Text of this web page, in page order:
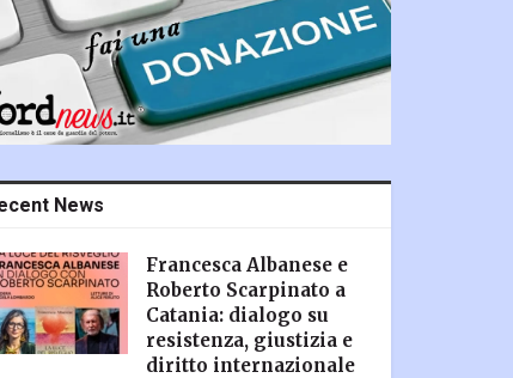
News
Francesca Albanese e
Roberto Scarpinato a
Catania: dialogo su
resistenza, giustizia e
diritto internazionale